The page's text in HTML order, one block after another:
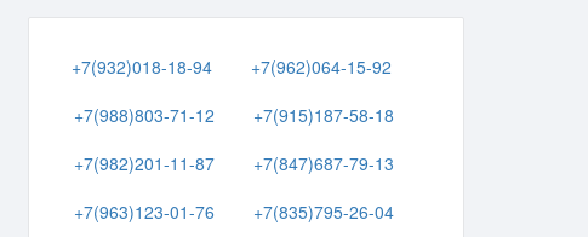
+7(932)018-18-94
+7(962)064-15-92
+7(988)803-71-12
+7(915)187-58-18
+7(982)201-11-87
+7(847)687-79-13
+7(963)123-01-76
+7(835)795-26-04